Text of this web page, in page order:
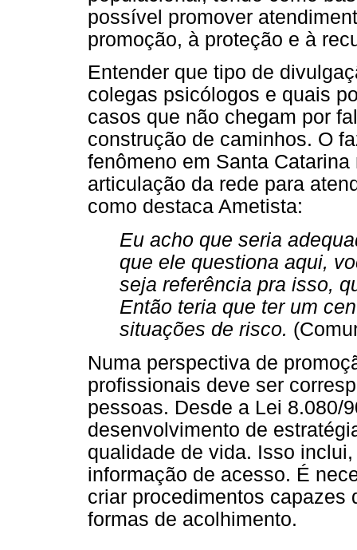
possível promover
promoção, à proteção e à
Entender que tipo de
colegas psicólogos e quais
casos que não chegam por
construção de caminhos. O
fenômeno em Santa
articulação da rede para
como destaca Ametista:
Eu acho que seria
que ele questiona aqui,
seja referência pra isso,
Então teria que ter um
situações de risco.
Numa perspectiva de
profissionais deve ser
pessoas. Desde a Lei 8.080/
desenvolvimento de
qualidade de vida. Isso
informação de acesso. É
criar procedimentos capazes
formas de acolhimento.